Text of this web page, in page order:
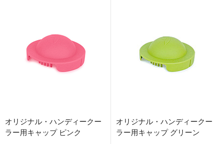
オリジナル・ハンディークー
ラー用キャップ ピンク
オリジナル・ハンディークー
ラー用キャップ グリーン